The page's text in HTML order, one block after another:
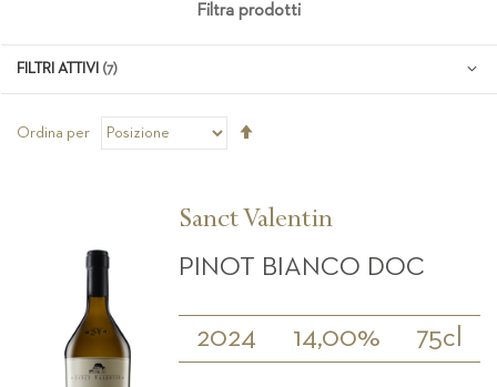
Ordina per
Sanct Valentin
PINOT BIANCO DOC
2024 14,00% 75cl
Filtra prodotti
FILTRI ATTIVI